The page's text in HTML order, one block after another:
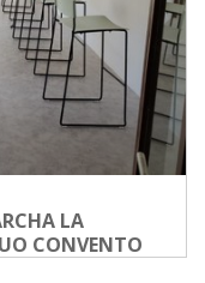
LA
CONVENTO